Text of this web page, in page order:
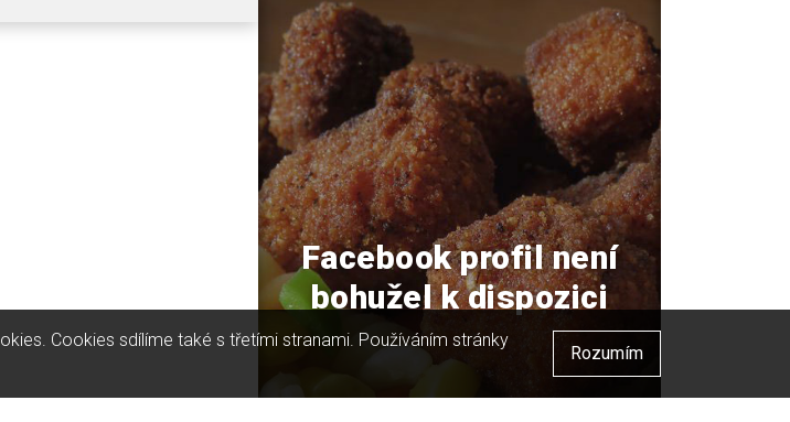
Facebook profil není
bohužel k dispozici
Cookies sdílíme také s třetími stranami. Používáním stránky
Rozumím